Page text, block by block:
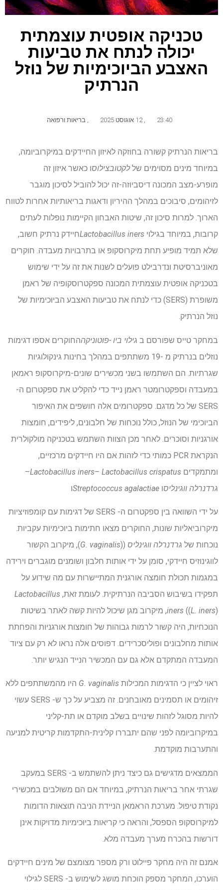
טכניקה אופטית עוצמתית
יכולה לנתח את טביעות
האצבע הביוכימיות של נוזל
הנרתיק
23:40 בריאות ורפואה
בריאות הנרתיק קשורה בחוזקה לאיזון החיידקים במיקרוביומה,
במיוחד מינים מסוימים שללקטובצילוסו כאשר איזון זה
מופרע-מצב המכונה דיסביוזה-זה יכול להוביל לסיכון מוגבר
לזיהומים, סיבוכים במהלך ההיריון ודאגות בריאותיות אחרות לטווח
הארוך. למרות סיכון זה, שיטות האבחון הקיימות נופלות לעתים
קרובות, במיוחד בגילוי Lactobacillus inersחיידק נרתיק חשוב,
שלא תמיד מופיע תחת מיקרוסקופ או בתרבויות מעבדה. חוקרים
מאוניברסיטת ונדרבילט פועלים לשנות את זה על ידי שימוש
בטכניקה אופטית עוצמתית המכונה ספקטרוסקופיה של ראמן
משופרת (SERS) כדי לנתח את טביעות האצבע הביוכימיות של
נוזל הנרתיק.
במחקר טייס שפורסם ב גילוי ביו -פוטוניקההחוקרים אספו דגימות
נוזלים בנרתיק מ -19 משתתפים במהלך בחינות גינקולוגיות
שגרתיות. הם השתמשו בשני מכשירים שונים-מיקרוסקופ ראמאן
במעבדה וספקטרומטר ראמן נייד כדי להקליט את ספקטרום ה-
SERS של כל מדגם. ספקטרומים אלה חושפים את האיפור
הביוכימי של הנוזל, כולל נוכחות של חלבונים, ליפידים, חומצות
אורגניות וסוכרים. לאחר מכן הצוות השתמש בטכניקה מולקולרית
הנקראת PCR כמותי כדי לזהות אם היו חיידקים מרכזיים,
ומתמקדים
Lactobacillus iners– Lactobacillus crispatus
–
גרדנרלה ווגינליסו Streptococcus agalactiaeו
על ידי השוואה בין ספקטרום ה- SERS של דגימות עם קומפוזיציות
מיקרוביאליות שונות, החוקרים מצאו חתימות ביוכימיות עקביות.
נוכחות של גרדנרלה ווגינליס ((
G. vaginalis), מיקרוב הקשור
לווגינוזיס חיידקי, סומן על ידי אותות חלבון ושומנים מוגברים וירידה
במגמות תכולת חומצה אורגנית המתיישרות עם מה שידוע על
תפקידו בשיבוש הסביבה הנרתיקית. לעומת זאת, Lactobacillus
iners ((L. iners
), מיקרוב מגן שיכול להיות קשה לאתר בשיטות
הנוכחיות, היה קשור לרמות גבוהות של חומצות אורגניות והפחתת
אותות מחלבונים ופוליסכרידים. דפוסים אלה נראו לא רק עם ציוד
המעבדה המתקדם אלא גם עם המכשיר הנייד הנגיש יותר.
ראוי לציין כי הדגימות המכילות G. vaginalis היו מהמשתתפים ללא
זיהומים או תסמינים מאובחנים. זה מצביע על כך ש- SERS עשוי
להיות מסוגל לזהות שינויים בשלב מוקדם או תת-קליני
במיקרוביומה לפני שהם יתבררו קלינית-התקדמות קריטית למניעה
והתערבות מוקדמת.
הממצאים מדגישים גם כיצד ניתן להשתמש ב- SERS במעקב
שגרתי אחר בריאות הנרתיק, במיוחד אם הם משולבים במכשירי
נקודת טיפול. מערכת הראמאן הניידת הניבה תוצאות הדומות
למיקרוסקופ הספסל, והראה כי קריאות ביוכימיות מדויקות אינן
דורשות בהכרח מערך מעבדה מלא.
אמנם זה היה מחקר פיילוט ורק מספר מצומצם של מינים חיידקים
הוערכו, המחקר מספק הוכחת מושג לשימוש ב- SERS לגילוי